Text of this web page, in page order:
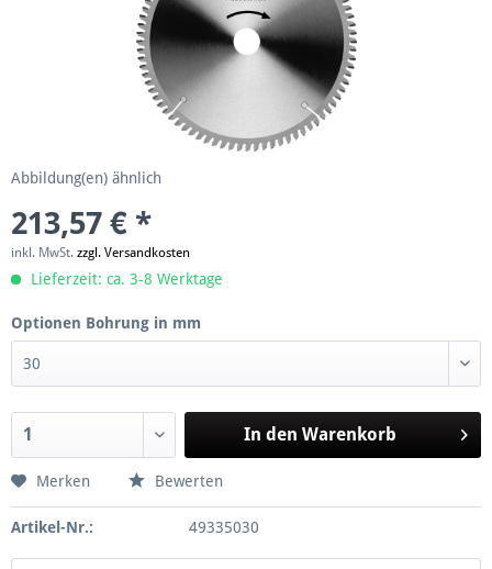
Abbildung(en) ähnlich
213,57 € *
inkl. MwSt. zzgl. Versandkosten
Lieferzeit: ca. 3-8 Werktage
Optionen Bohrung in mm
In den Warenkorb
Merken Bewerten
Artikel-Nr.: 49335030